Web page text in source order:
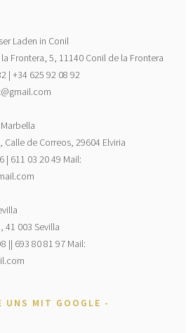
Laden in Conil
Frontera, 5, 11140 Conil de la Frontera
| +34 625 92 08 92
de Correos, 29604 Elviria
| 611 03 20 49 Mail:
41 003 Sevilla
|| 693 80 81 97 Mail:
UNS MIT GOOGLE